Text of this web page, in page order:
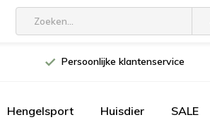
Persoonlijke klantenservice
Hengelsport Huisdier SALE